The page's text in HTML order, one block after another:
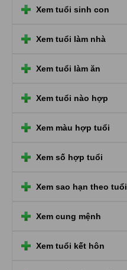
Xem tuổi sinh con
Xem tuổi làm nhà
Xem tuổi làm ăn
Xem tuổi nào hợp
Xem màu hợp tuổi
Xem số hợp tuổi
Xem sao hạn theo tuổi
Xem cung mệnh
Xem tuổi kết hôn